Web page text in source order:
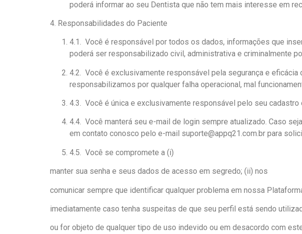
poderá informar ao seu Dentista que não tem mais interesse em
4. Responsabilidades do Paciente
4.1. Você é responsável por todos os dados, informações que
poderá ser responsabilizado civil, administrativa e criminalmente
4.2. Você é exclusivamente responsável pela segurança e
responsabilizamos por qualquer falha operacional, mal
4.3. Você é única e exclusivamente responsável pelo seu
4.4. Você manterá seu e-mail de login sempre atualizado. Caso
em contato conosco pelo e-mail suporte@appq21.com.br para
4.5. Você se compromete a (i)
manter sua senha e seus dados de acesso em segredo; (ii) nos
comunicar sempre que identificar qualquer problema em nossa
imediatamente caso tenha suspeitas de que seu perfil está sendo
ou for objeto de qualquer tipo de uso indevido ou em desacordo com